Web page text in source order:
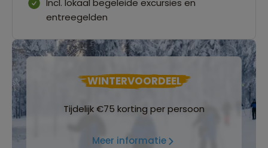
entreegelden
WINTERVOORDEEL
Tijdelijk €75 korting per persoon
Meer informatie